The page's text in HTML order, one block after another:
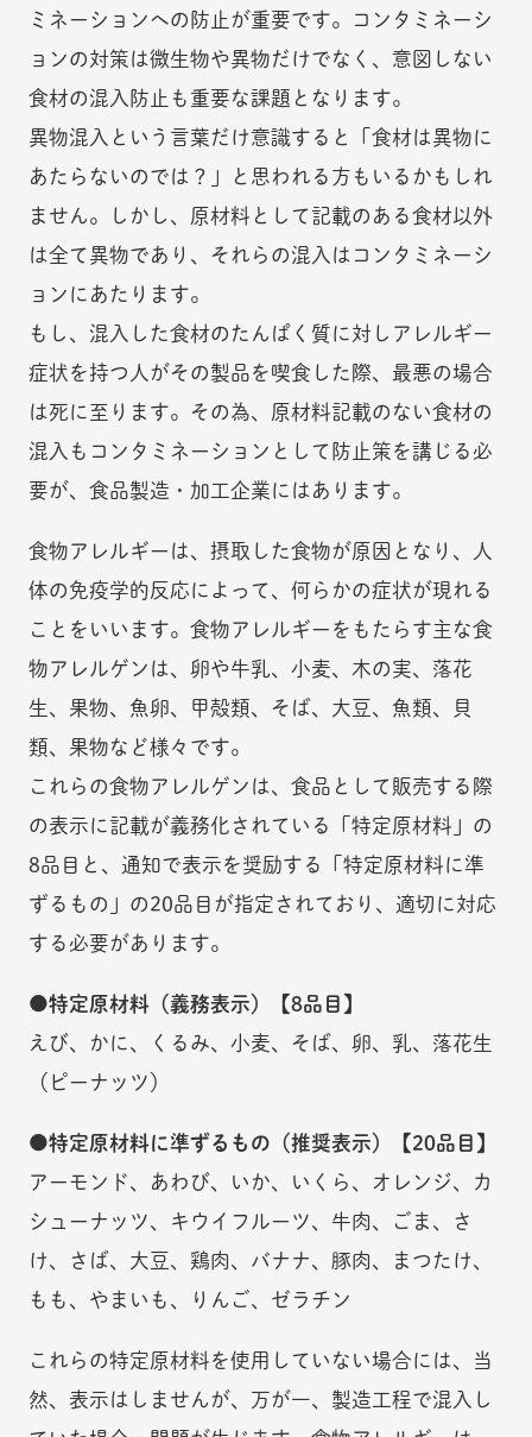
ミネーションへの防止が重要です。コンタミネーシ
ョンの対策は微生物や異物だけでなく、意図しない
食材の混入防止も重要な課題となります。
異物混入という言葉だけ意識すると「食材は異物に
あたらないのでは？」と思われる方もいるかもしれ
ません。しかし、原材料として記載のある食材以外
は全て異物であり、それらの混入はコンタミネーシ
ョンにあたります。
もし、混入した食材のたんぱく質に対しアレルギー
症状を持つ人がその製品を喫食した際、最悪の場合
は死に至ります。その為、原材料記載のない食材の
混入もコンタミネーションとして防止策を講じる必
要が、食品製造・加工企業にはあります。
食物アレルギーは、摂取した食物が原因となり、人
体の免疫学的反応によって、何らかの症状が現れる
ことをいいます。食物アレルギーをもたらす主な食
物アレルゲンは、卵や牛乳、小麦、木の実、落花
生、果物、魚卵、甲殻類、そば、大豆、魚類、貝
類、果物など様々です。
これらの食物アレルゲンは、食品として販売する際
の表示に記載が義務化されている「特定原材料」の
8品目と、通知で表示を奨励する「特定原材料に準
ずるもの」の20品目が指定されており、適切に対応
する必要があります。
●特定原材料（義務表示）【8品目】
えび、かに、くるみ、小麦、そば、卵、乳、落花生
（ピーナッツ）
●特定原材料に準ずるもの（推奨表示）【20品目】
アーモンド、あわび、いか、いくら、オレンジ、カ
シューナッツ、キウイフルーツ、牛肉、ごま、さ
け、さば、大豆、鶏肉、バナナ、豚肉、まつたけ、
もも、やまいも、りんご、ゼラチン
これらの特定原材料を使用していない場合には、当
然、表示はしませんが、万が一、製造工程で混入し